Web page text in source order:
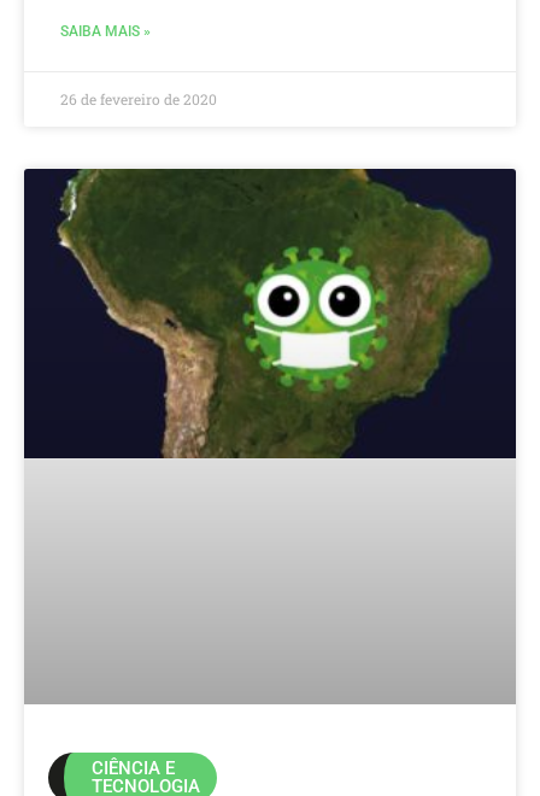
SAIBA MAIS »
26 de fevereiro de 2020
CIÊNCIA E
TECNOLOGIA